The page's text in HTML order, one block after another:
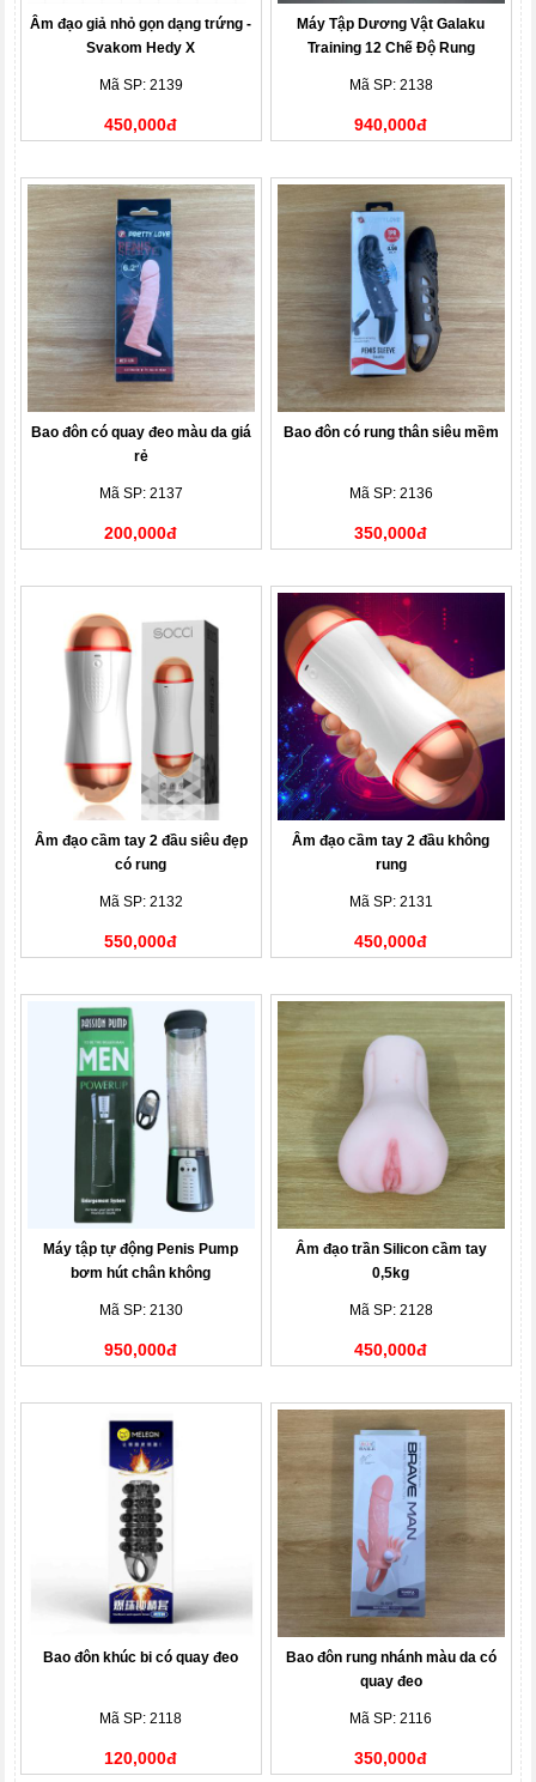
Âm đạo giả nhỏ gọn dạng trứng -
Svakom Hedy X
Mã SP: 2139
450,000đ
Máy Tập Dương Vật Galaku
Training 12 Chế Độ Rung
Mã SP: 2138
940,000đ
Bao đôn có quay đeo màu da giá
rẻ
Mã SP: 2137
200,000đ
Bao đôn có rung thân siêu mềm
Mã SP: 2136
350,000đ
Âm đạo cầm tay 2 đầu siêu đẹp
có rung
Mã SP: 2132
550,000đ
Âm đạo cầm tay 2 đầu không
rung
Mã SP: 2131
450,000đ
Máy tập tự động Penis Pump
bơm hút chân không
Mã SP: 2130
950,000đ
Âm đạo trần Silicon cầm tay
0,5kg
Mã SP: 2128
450,000đ
Bao đôn khúc bi có quay đeo
Mã SP: 2118
120,000đ
Bao đôn rung nhánh màu da có
quay đeo
Mã SP: 2116
350,000đ